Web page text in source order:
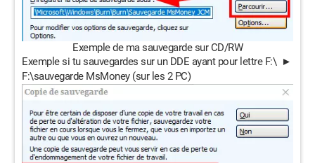
Exemple de ma sauvegarde sur CD/RW
Exemple si tu sauvegardes sur un DDE ayant pour lettre F:\ ►
F:\sauvegarde MsMoney (sur les 2 PC)